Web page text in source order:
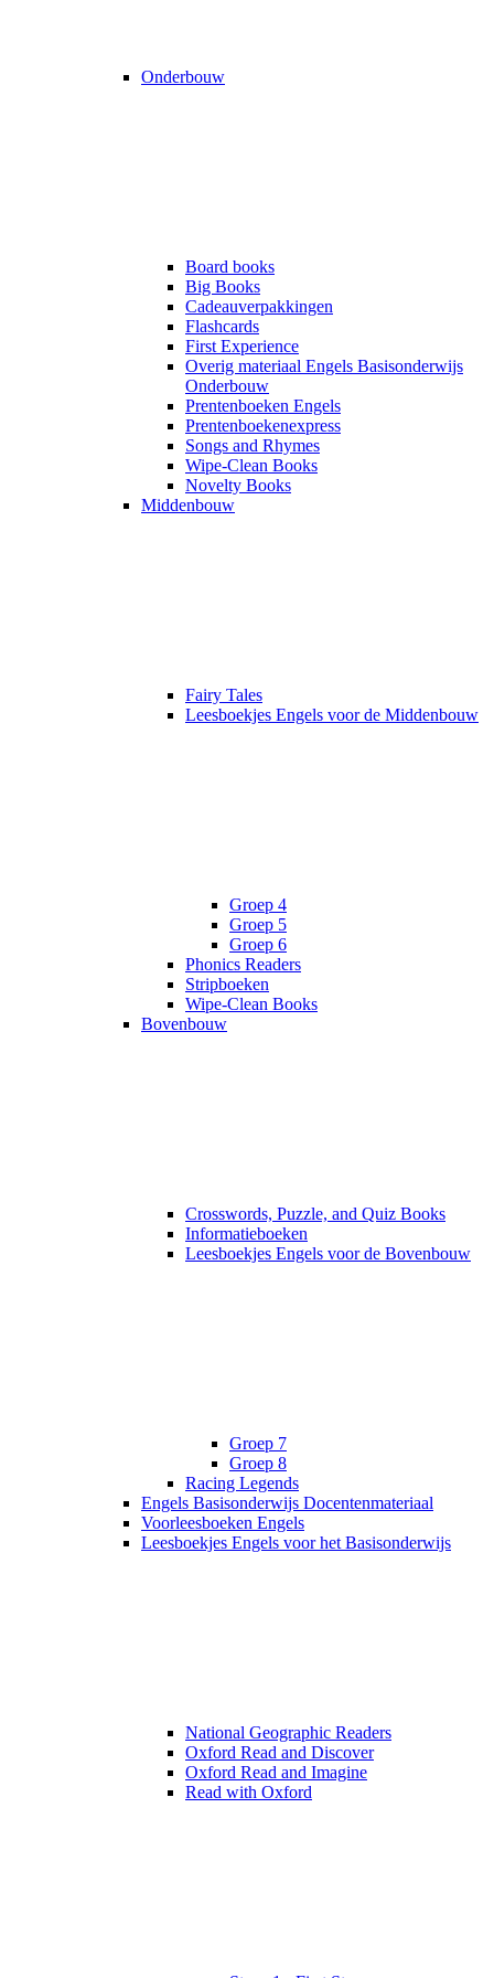
Onderbouw
Board books
Big Books
Cadeauverpakkingen
Flashcards
First Experience
Overig materiaal Engels Basisonderwijs
Onderbouw
Prentenboeken Engels
Prentenboekenexpress
Songs and Rhymes
Wipe-Clean Books
Novelty Books
Middenbouw
Fairy Tales
Leesboekjes Engels voor de Middenbouw
Groep 4
Groep 5
Groep 6
Phonics Readers
Stripboeken
Wipe-Clean Books
Bovenbouw
Crosswords, Puzzle, and Quiz Books
Informatieboeken
Leesboekjes Engels voor de Bovenbouw
Groep 7
Groep 8
Racing Legends
Engels Basisonderwijs Docentenmateriaal
Voorleesboeken Engels
Leesboekjes Engels voor het Basisonderwijs
National Geographic Readers
Oxford Read and Discover
Oxford Read and Imagine
Read with Oxford